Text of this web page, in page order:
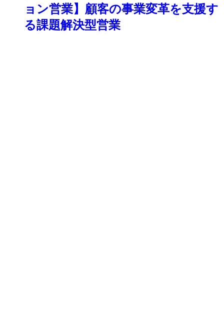
ョン営業】顧客の事業変革を支援す
る課題解決型営業